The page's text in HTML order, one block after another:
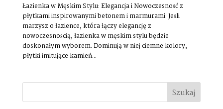
Łazienka w Męskim Stylu: Elegancja i Nowoczesność z
płytkami inspirowanymi betonem i marmurami. Jeśli
marzysz o łazience, która łączy elegancję z
nowoczesnością, łazienka w męskim stylu będzie
doskonałym wyborem. Dominują w niej ciemne kolory,
płytki imitujące kamień...
Szukaj